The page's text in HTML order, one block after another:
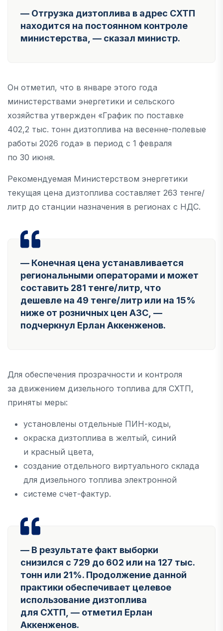
— Отгрузка дизтоплива в адрес СХТП
находится на постоянном контроле
министерства, — сказал министр.
Он отметил, что в январе этого года
министерствами энергетики и сельского
хозяйства утвержден «График по поставке
402,2 тыс. тонн дизтоплива на весенне-полевые
работы 2026 года» в период с 1 февраля
по 30 июня.
Рекомендуемая Министерством энергетики
текущая цена дизтоплива составляет 263 тенге/
литр до станции назначения в регионах с НДС.
— Конечная цена устанавливается
региональными операторами и может
составить 281 тенге/литр, что
дешевле на 49 тенге/литр или на 15%
ниже от розничных цен АЗС, —
подчеркнул Ерлан Аккенженов.
Для обеспечения прозрачности и контроля
за движением дизельного топлива для СХТП,
приняты меры:
установлены отдельные ПИН-коды,
окраска дизтоплива в желтый, синий
и красный цвета,
создание отдельного виртуального склада
для дизельного топлива электронной
системе счет-фактур.
— В результате факт выборки
снизился с 729 до 602 или на 127 тыс.
тонн или 21%. Продолжение данной
практики обеспечивает целевое
использование дизтоплива
для СХТП, — отметил Ерлан
Аккенженов.